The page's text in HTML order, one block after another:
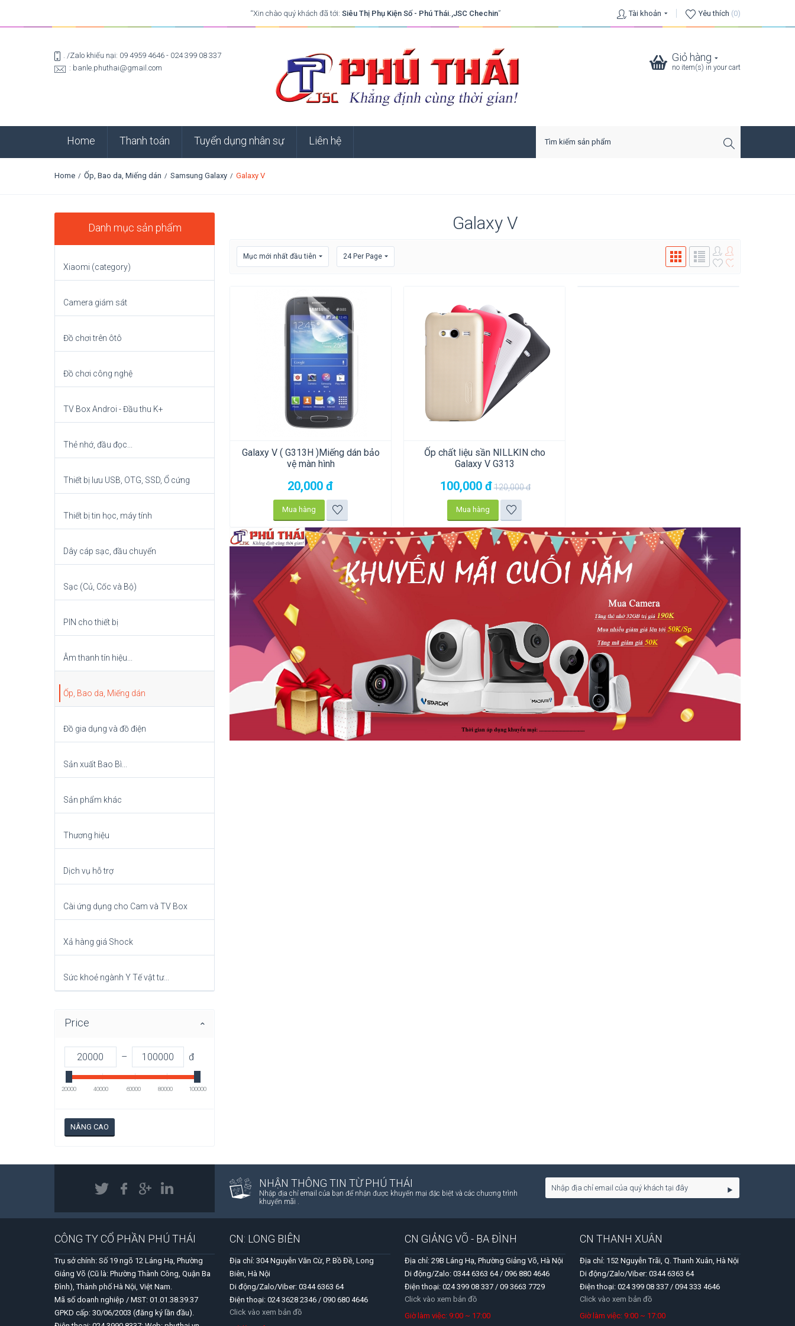
“Xin chào quý khách đã tới:Siêu Thị Phụ Kiện Số - Phú Thái.,JSC Chechin” Tài khoản Yêu thích (0)
. /Zalo khiếu nại: 09 4959 4646 - 024 399 08 337
: banle.phuthai@gmail.com
Giỏ hàng
no item(s) in your cart
Home Thanh toán Tuyển dụng nhân sự Liên hệ
Home / Ốp, Bao da, Miếng dán / Samsung Galaxy / Galaxy V
Danh mục sản phẩm
Xiaomi (category)
Camera giám sát
Đồ chơi trên ôtô
Đồ chơi công nghệ
TV Box Androi - Đầu thu K+
Thẻ nhớ, đầu đọc...
Thiết bị lưu USB, OTG, SSD, Ổ cứng
Thiết bị tin học, máy tính
Dây cáp sạc, đầu chuyển
Sạc (Củ, Cốc và Bộ)
PIN cho thiết bị
Âm thanh tín hiệu...
Ốp, Bao da, Miếng dán
Đồ gia dụng và đồ điện
Sản xuất Bao Bì...
Sản phẩm khác
Thương hiệu
Dịch vụ hỗ trợ
Cài ứng dụng cho Cam và TV Box
Xả hàng giá Shock
Sức khoẻ ngành Y Tế vật tư...
Price
– đ
20000 40000 60000 80000 100000
NÂNG CAO
Galaxy V
Mục mới nhất đầu tiên 24 Per Page
Galaxy V ( G313H )Miếng dán bảo
vệ màn hình
20,000 đ
Mua hàng
Ốp chất liệu sần NILLKIN cho
Galaxy V G313
100,000 đ120,000đ
Mua hàng
NHẬN THÔNG TIN TỪ PHÚ THÁI
Nhập địa chỉ email của bạn để nhận được khuyến mại đặc biệt và các chương trình
khuyến mãi .
CÔNG TY CỔ PHẦN PHÚ THÁI
Trụ sở chính: Số 19 ngõ 12 Láng Hạ, Phường
Giảng Võ (Cũ là: Phường Thành Công, Quận Ba
Đình), Thành phố Hà Nội, Việt Nam.
Mã số doanh nghiệp / MST: 01.01.38.39.37
GPKD cấp: 30/06/2003 (đăng ký lần đầu).
CN: LONG BIÊN
Địa chỉ: 304 Nguyễn Văn Cừ, P. Bồ Đề, Long
Biên, Hà Nội
Di động/Zalo/Viber: 0344 6363 64
Điện thoại: 024 3628 2346 / 090 680 4646
Click vào xem bản đồ
CN GIẢNG VÕ - BA ĐÌNH
Địa chỉ: 29B Láng Hạ, Phường Giảng Võ, Hà Nội
Di động/Zalo: 0344 6363 64 / 096 880 4646
Điện thoại: 024 399 08 337 / 09 3663 7729
Click vào xem bản đồ
Giờ làm việc: 9:00 ~ 17:00
CN THANH XUÂN
Địa chỉ: 152 Nguyễn Trãi, Q. Thanh Xuân, Hà Nội
Di động/Zalo/Viber: 0344 6363 64
Điện thoại: 024 399 08 337 / 094 333 4646
Click vào xem bản đồ
Giờ làm việc: 9:00 ~ 17:00